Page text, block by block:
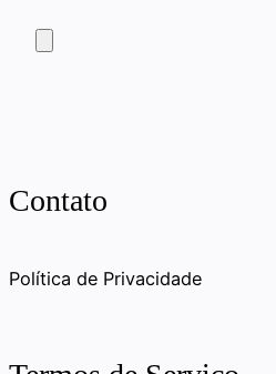
Contato
Política de Privacidade